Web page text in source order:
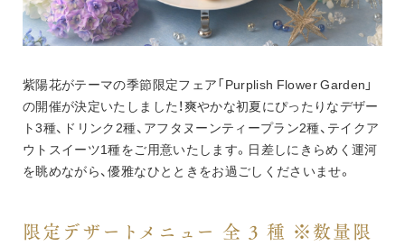
紫陽花がテーマの季節限定フェア「Purplish Flower Garden」
の開催が決定いたしました！爽やかな初夏にぴったりなデザー
ト3種、ドリンク2種、アフタヌーンティープラン2種、テイクア
ウトスイーツ1種をご用意いたします。日差しにきらめく運河
を眺めながら、優雅なひとときをお過ごしくださいませ。
限定デザートメニュー 全 3 種 ※数量限